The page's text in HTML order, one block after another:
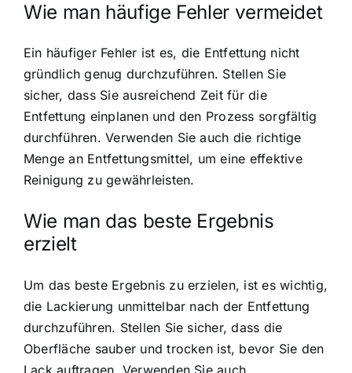
Wie man häufige Fehler vermeidet
Ein häufiger Fehler ist es, die Entfettung nicht
gründlich genug durchzuführen. Stellen Sie
sicher, dass Sie ausreichend Zeit für die
Entfettung einplanen und den Prozess sorgfältig
durchführen. Verwenden Sie auch die richtige
Menge an Entfettungsmittel, um eine effektive
Reinigung zu gewährleisten.
Wie man das beste Ergebnis
erzielt
Um das beste Ergebnis zu erzielen, ist es wichtig,
die Lackierung unmittelbar nach der Entfettung
durchzuführen. Stellen Sie sicher, dass die
Oberfläche sauber und trocken ist, bevor Sie den
Lack auftragen. Verwenden Sie auch